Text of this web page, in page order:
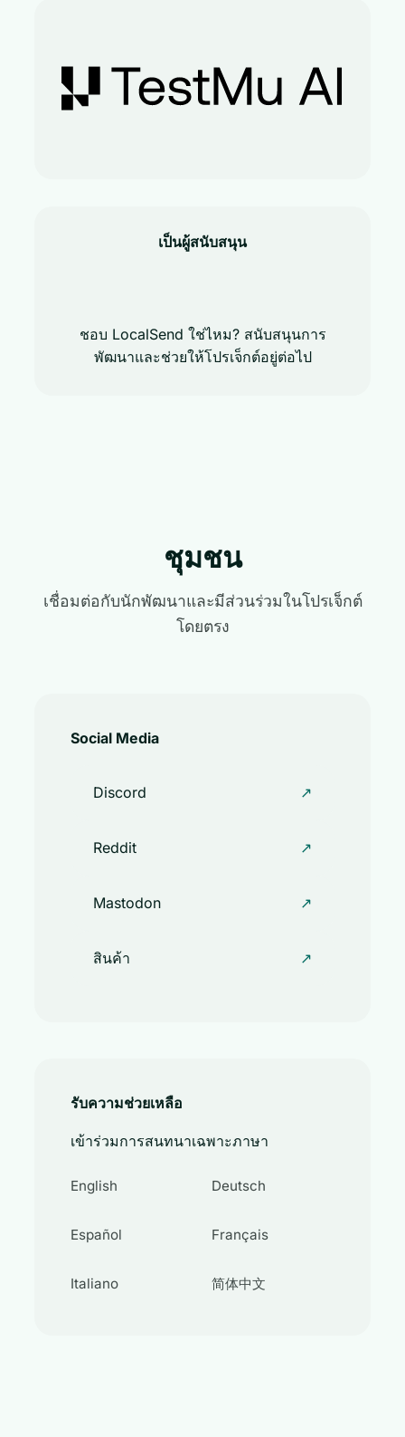
เป็นผู้สนับสนุน
ชอบ LocalSend ใช่ไหม? สนับสนุนการ
พัฒนาและช่วยให้โปรเจ็กต์อยู่ต่อไป
ชุมชน
เชื่อมต่อกับนักพัฒนาและมีส่วนร่วมในโปรเจ็กต์
โดยตรง
Social Media
Discord ↗
Reddit ↗
Mastodon ↗
สินค้า ↗
รับความช่วยเหลือ
เข้าร่วมการสนทนาเฉพาะภาษา
English Deutsch
Español Français
Italiano 简体中文